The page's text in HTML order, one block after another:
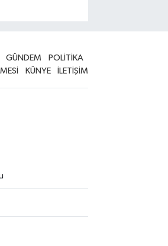
GÜNDEM
POLİTİKA
KÜNYE İLETİŞİM